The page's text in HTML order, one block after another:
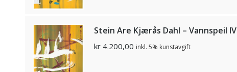
Stein Are Kjærås Dahl – Vannspeil lV
kr 4.200,00 inkl. 5% kunstavgift